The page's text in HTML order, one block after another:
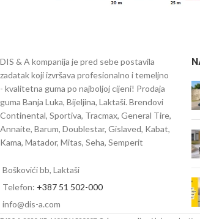
DIS & A kompanija je pred sebe postavila
zadatak koji izvršava profesionalno i temeljno
- kvalitetna guma po najboljoj cijeni! Prodaja
guma Banja Luka, Bijeljina, Laktaši. Brendovi
Continental, Sportiva, Tracmax, General Tire,
Annaite, Barum, Doublestar, Gislaved, Kabat,
Kama, Matador, Mitas, Seha, Semperit
Boškovići bb, Laktaši
Telefon: +387 51 502-000
info@dis-a.com